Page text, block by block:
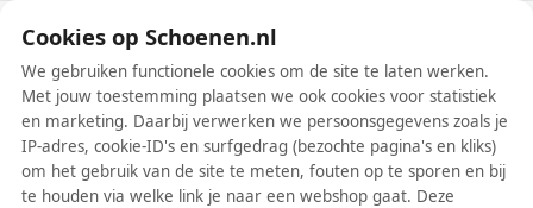
Schoenen.nl
Wis filters Alle filters
Cookies op Schoenen.nl
We gebruiken functionele cookies om de site te laten werken.
Met jouw toestemming plaatsen we ook cookies voor statistiek
en marketing. Daarbij verwerken we persoonsgegevens zoals je
IP-adres, cookie-ID's en surfgedrag (bezochte pagina's en kliks)
om het gebruik van de site te meten, fouten op te sporen en bij
te houden via welke link je naar een webshop gaat. Deze